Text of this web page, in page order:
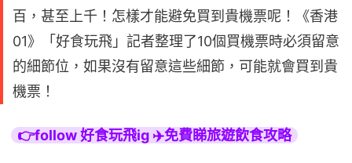
百，甚至上千！怎樣才能避免買到貴機票呢！《香港
01》「好食玩飛」記者整理了10個買機票時必須留意
的細節位，如果沒有留意這些細節，可能就會買到貴
機票！
👉follow 好食玩飛ig ✈️免費睇旅遊飲食攻略